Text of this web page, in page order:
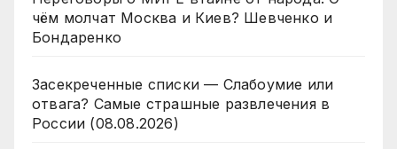
чём молчат Москва и Киев? Шевченко и
Бондаренко
Засекреченные списки — Слабоумие или
отвага? Самые страшные развлечения в
России (08.08.2026)